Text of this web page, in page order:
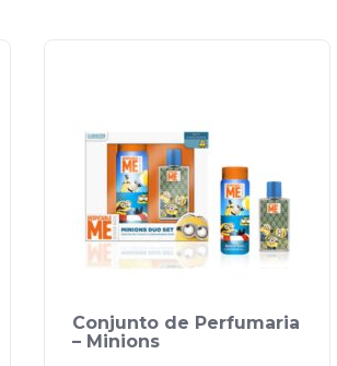
Conjunto de Perfumaria
– Minions